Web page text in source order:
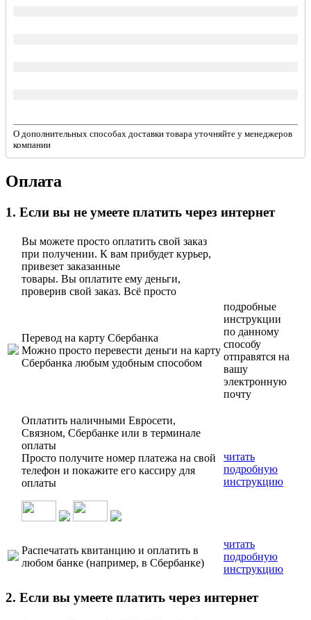
О дополнительных способах доставки товара уточняйте у менеджеров
компании
Оплата
1. Если вы не умеете платить через интернет
Вы можете просто оплатить свой заказ
при получении. К вам прибудет курьер,
привезет заказанные
товары. Вы оплатите ему деньги,
проверив свой заказ. Всё просто
Перевод на карту Сбербанка
Можно просто перевести деньги на карту
Сбербанка любым удобным способом
подробные
инструкции
по данному
способу
отправятся на
вашу
электронную
почту
Оплатить наличными Евросети,
Связном, Сбербанке или в терминале
оплаты
Просто получите номер платежа на свой
телефон и покажите его кассиру для
оплаты
читать
подробную
инструкцию
Распечатать квитанцию и оплатить в
любом банке (например, в Сбербанке)
читать
подробную
инструкцию
2. Если вы умеете платить через интернет